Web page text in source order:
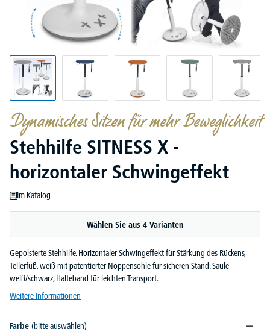
Dynamisches Sitzen für mehr Beweglichkeit
Stehhilfe SITNESS X -
horizontaler Schwingeffekt
Im Katalog
Wählen Sie aus 4 Varianten
Gepolsterte Stehhilfe. Horizontaler Schwingeffekt für Stärkung des Rückens,
Tellerfuß, weiß mit patentierter Noppensohle für sicheren Stand. Säule
weiß/schwarz, Halteband für leichten Transport.
Weitere Informationen
Farbe (bitte auswählen)